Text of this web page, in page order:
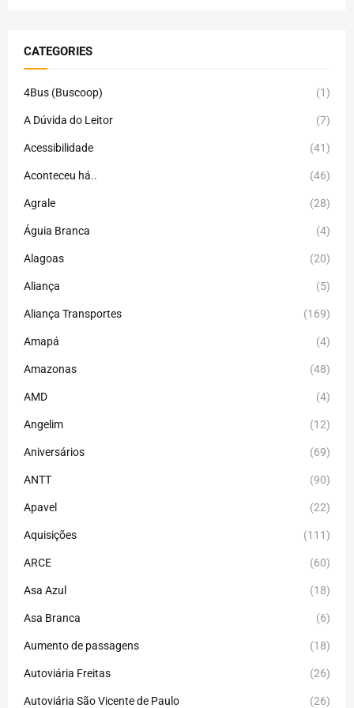
CATEGORIES
4Bus (Buscoop) (1)
A Dúvida do Leitor (7)
Acessibilidade (41)
Aconteceu há.. (46)
Agrale (28)
Águia Branca (4)
Alagoas (20)
Aliança (5)
Aliança Transportes (169)
Amapá (4)
Amazonas (48)
AMD (4)
Angelim (12)
Aniversários (69)
ANTT (90)
Apavel (22)
Aquisições (111)
ARCE (60)
Asa Azul (18)
Asa Branca (6)
Aumento de passagens (18)
Autoviária Freitas (26)
Autoviária São Vicente de Paulo (26)